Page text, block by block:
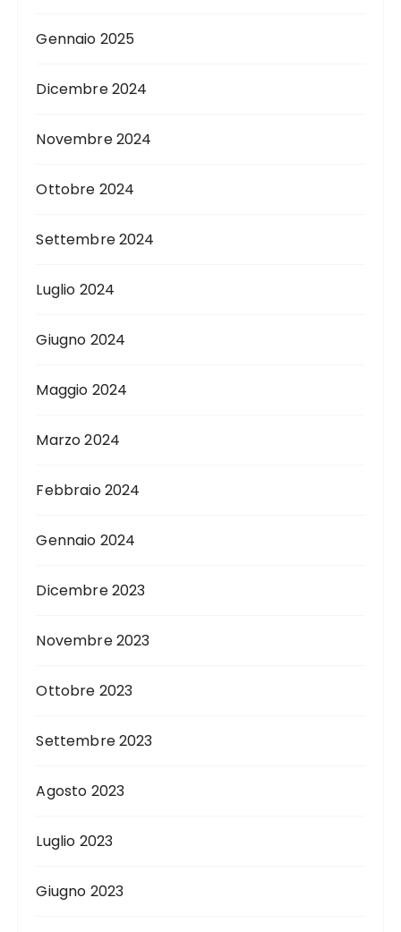
Gennaio 2025
Dicembre 2024
Novembre 2024
Ottobre 2024
Settembre 2024
Luglio 2024
Giugno 2024
Maggio 2024
Marzo 2024
Febbraio 2024
Gennaio 2024
Dicembre 2023
Novembre 2023
Ottobre 2023
Settembre 2023
Agosto 2023
Luglio 2023
Giugno 2023